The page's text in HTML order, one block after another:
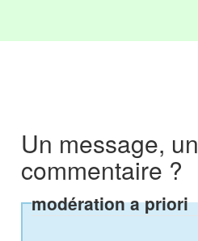
Un message, un
commentaire ?
modération a priori